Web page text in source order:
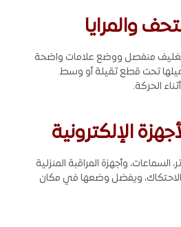
والمرايا
منفصل ووضع علامات واضحة
تحت قطع ثقيلة أو وسط
الحركة.
الإلكترونية
السماعات، وأجهزة المراقبة المنزلية
ويفضل وضعها في مكان